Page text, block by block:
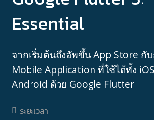
Essential
จากเริ่มต้นถึงอัพขึ้น App Store กับ
Mobile Application ที่ใช้ได้ทั้ง
Android ด้วย Google Flutter
ระยะเวลา